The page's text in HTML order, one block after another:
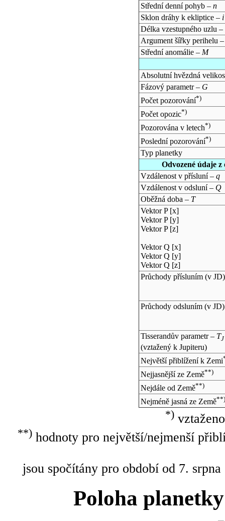
Střední denní pohyb – n
Sklon dráhy k ekliptice – i
Délka vzestupného uzlu –
Argument šířky perihelu
Střední anomálie – M
Absolutní hvězdná
Fázový parametr – G
Počet pozorování*)
Počet opozic*)
Pozorována v letech*)
Poslední pozorování*)
Typ planetky
Odvozené údaje
Vzdálenost v přísluní – q
Vzdálenost v odsluní – Q
Oběžná doba – T
Vektor P [x]
Vektor P [y]
Vektor P [z]
Vektor Q [x]
Vektor Q [y]
Vektor Q [z]
Průchody přísluním (v JD)
Průchody odsluním (v JD)
Tisserandův parametr – TJ
(vztažený k Jupiteru)
Největší přiblížení k Zemi
Nejjasnější ze Země**)
Nejdále od Země**)
Nejméně jasná ze Země**)
*)
**)hodnoty pro největší/nejmenší
jsou spočítány pro období od 7.
Poloha